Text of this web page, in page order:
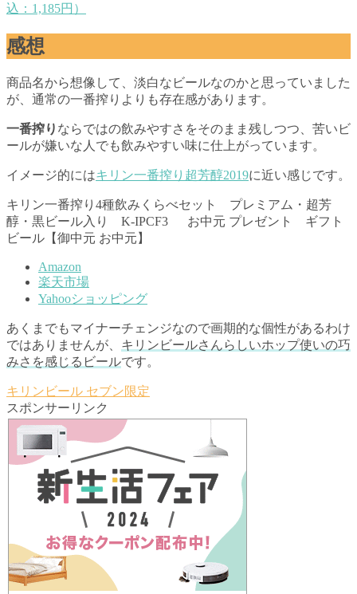
込：1,185円）
感想
商品名から想像して、淡白なビールなのかと思っていました
が、通常の一番搾りよりも存在感があります。
一番搾り ならではの飲みやすさをそのまま残しつつ、苦いビ
ールが嫌いな人でも飲みやすい味に仕上がっています。
イメージ的にはキリン一番搾り超芳醇2019に近い感じです。
キリン一番搾り4種飲みくらべセット プレミアム・超芳
醇・黒ビール入り K-IPCF3 お中元 プレゼント ギフト
ビール【御中元 お中元】
Amazon
楽天市場
Yahooショッピング
あくまでもマイナーチェンジなので画期的な個性があるわけ
ではありませんが、 キリンビールさんらしいホップ使いの巧
みさを感じるビールです。
キリンビール セブン限定
スポンサーリンク